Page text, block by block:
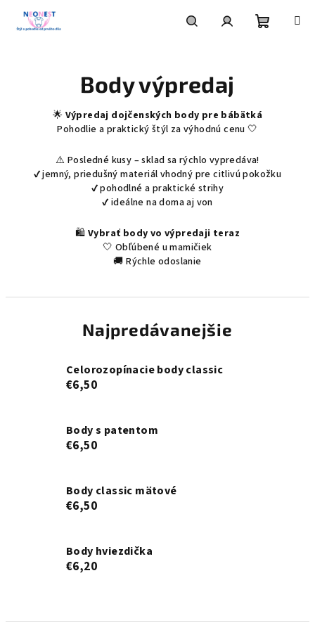
obsah
Body výpredaj
🌟 Výpredaj dojčenských body pre bábätká
Pohodlie a praktický štýl za výhodnú cenu 🤍
⚠️ Posledné kusy – sklad sa rýchlo vypredáva!
✔ jemný, priedušný materiál vhodný pre citlivú pokožku
✔ pohodlné a praktické strihy
✔ ideálne na doma aj von
🛍️ Vybrať body vo výpredaji teraz
🤍 Obľúbené u mamičiek
🚚 Rýchle odoslanie
Najpredávanejšie
Celorozopínacie body classic
€6,50
Body s patentom
€6,50
Body classic mätové
€6,50
Body hviezdička
€6,20